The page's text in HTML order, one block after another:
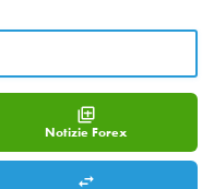
Notizie Forex